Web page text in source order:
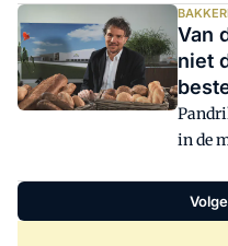
Van
niet
in de
zelfs